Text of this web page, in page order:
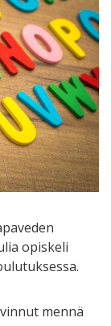
opiskeli
mennä